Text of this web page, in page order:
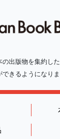
出版物を集約し
きるようになりま